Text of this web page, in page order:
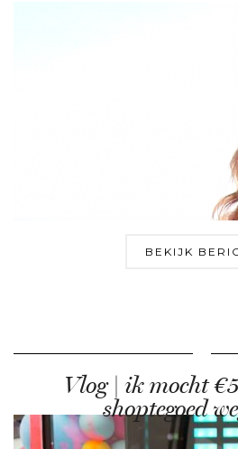
BEKIJK
Vlog | ik mocht
shoptegoed